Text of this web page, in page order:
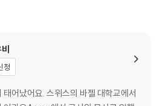
청
어났어요. 스위스의 바젤 대학교에서